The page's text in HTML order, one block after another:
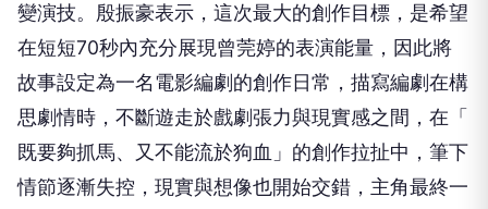
變演技。 殷振豪表示，這次最大的創作目標， 是希望
在短短70秒內充分展現曾莞婷的表演能量， 因此將
故事設定為一名電影編劇的創作日常， 描寫編劇在構
思劇情時，不斷遊走於戲劇張力與現實感之間，在「
既要夠抓馬、又不能流於狗血」的創作拉扯中，筆下
情節逐漸失控， 現實與想像也開始交錯，主角最終一